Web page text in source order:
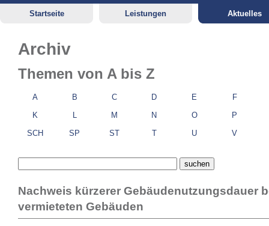
Startseite Leistungen Aktuelles
Archiv
Themen von A bis Z
A B C D E
F
K
L M N O
P
SCH
SP ST T U V
Nachweis kürzerer Gebäudenutzungsdauer
vermieteten Gebäuden